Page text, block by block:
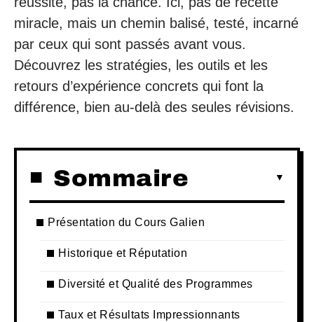
miracle, mais un chemin balisé, testé, incarné
par ceux qui sont passés avant vous.
Découvrez les stratégies, les outils et les
retours d’expérience concrets qui font la
différence, bien au-delà des seules révisions.
Sommaire
Présentation du Cours Galien
Historique et Réputation
Diversité et Qualité des Programmes
Taux et Résultats Impressionnants